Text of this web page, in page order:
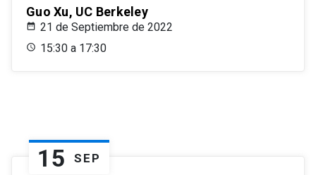
Guo Xu, UC Berkeley
21 de Septiembre de 2022
15:30 a 17:30
15 SEP